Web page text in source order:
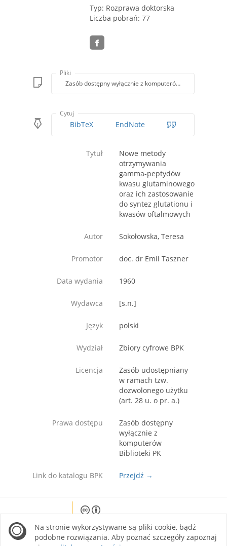
Typ: Rozprawa doktorska
Liczba pobrań: 77
Pliki
Zasób dostępny wyłącznie z komputerów Biblioteki PK
Cytuj
BibTeX EndNote
Tytuł
Nowe metody
otrzymywania
gamma-peptydów
kwasu glutaminowego
oraz ich zastosowanie
do syntez glutationu i
kwasów oftalmowych
Autor Sokołowska, Teresa
Promotor doc. dr Emil Taszner
Data wydania 1960
Wydawca [s.n.]
Język polski
Wydział Zbiory cyfrowe BPK
Licencja
Zasób udostępniany
w ramach tzw.
dozwolonego użytku
(art. 28 u. o pr. a.)
Prawa dostępu
Zasób dostępny
wyłącznie z
komputerów
Biblioteki PK
Link do katalogu BPK Przejdź →
site is licensed under a Creative Commons
Attribution 4.0 International license.
Na stronie wykorzystywane są pliki cookie, bądź
podobne rozwiązania. Aby poznać szczegóły zapoznaj